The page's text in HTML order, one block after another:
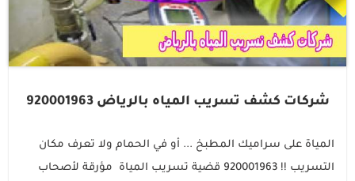
شركات كشف تسريب المياه بالرياض 920001963
المياة على سراميك المطبخ ... أو في الحمام ولا تعرف مكان
التسريب !! 920001963 قضية تسريب المياة مؤرقة لأصحاب